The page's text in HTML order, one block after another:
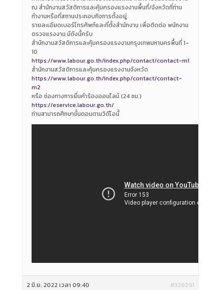
ณ สำนักงานสวัสดิการและคุ้มครองแรงงานพื้นที่/จังหวัดที่ท่าน
ทำงานหรือที่สถานประกอบกิจการตั้งอยู่
รายละเอียดเบอร์โทรศัพท์และที่ตั้งสำนักงาน เพื่อติดต่อ พนักงาน
ตรวจแรงงาน มีดังนี้ครับ
สำนักงานสวัสดิการและคุ้มครองแรงงานกรุงเทพมหานครพื้นที่ 1-
10
https://www.labour.go.th/index.php/contact/contact-m1
สำนักงานสวัสดิการและคุ้มครองแรงงานจังหวัด
https://www.labour.go.th/index.php/contact/contact-
m2
หรือ ช่องทางการยื่นคำร้องออนไลน์ (24 ชม.)
https://eservice.labour.go.th/
ท่านสามารถศึกษาขั้นตอนตามวิดีโอนี้
2 มิ.ย. 2022 เวลา 09:40
#328291